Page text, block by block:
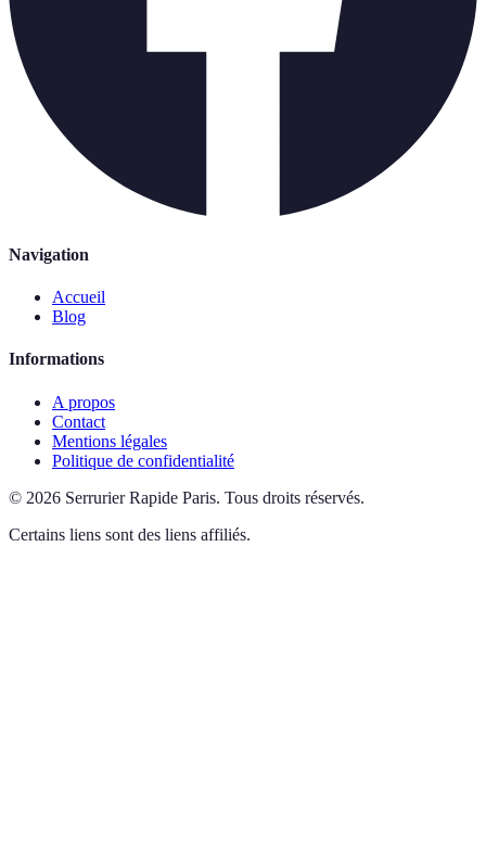
Navigation
Accueil
Blog
Informations
A propos
Contact
Mentions légales
Politique de confidentialité
© 2026 Serrurier Rapide Paris. Tous droits réservés.
Certains liens sont des liens affiliés.